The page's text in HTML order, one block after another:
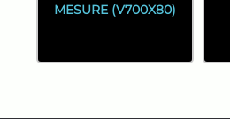
MESURE (V700X80)